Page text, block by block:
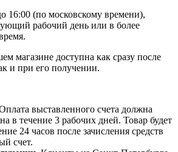
16:00 (по московскому времени),
рабочий день или в более
магазине доступна как сразу после
и при его получении.
выставленного счета должна
в течение 3 рабочих дней. Товар будет
24 часов после зачисления средств
счет.